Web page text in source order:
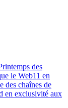
des
le Web11 en
des chaînes de
en exclusivité aux